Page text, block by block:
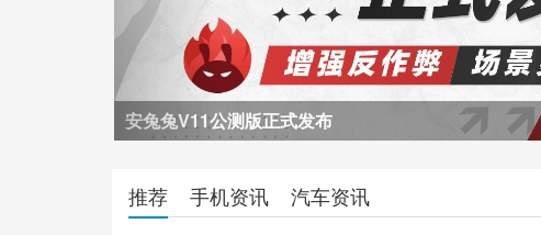
荣耀Power2评测
推荐 手机资讯 汽车资讯